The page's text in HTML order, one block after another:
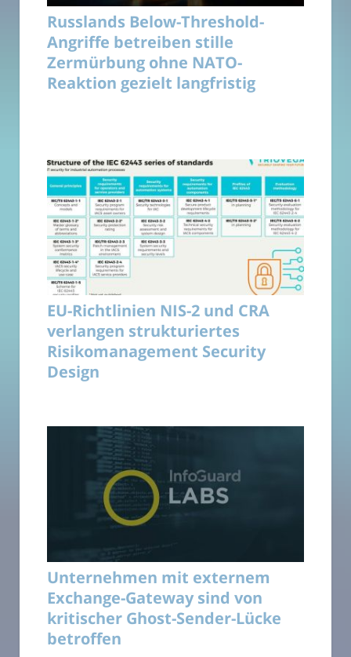
Russlands Below-Threshold-
Angriffe betreiben stille
Zermürbung ohne NATO-
Reaktion gezielt langfristig
EU-Richtlinien NIS-2 und CRA
verlangen strukturiertes
Risikomanagement Security
Design
Unternehmen mit externem
Exchange-Gateway sind von
kritischer Ghost-Sender-Lücke
betroffen